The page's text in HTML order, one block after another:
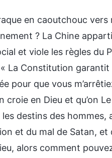
en caoutchouc vers
? La Chine
et viole les règles du
La Constitution
pour que vous
en Dieu et qu’on
destins des
et du mal de Satan, et
alors comment